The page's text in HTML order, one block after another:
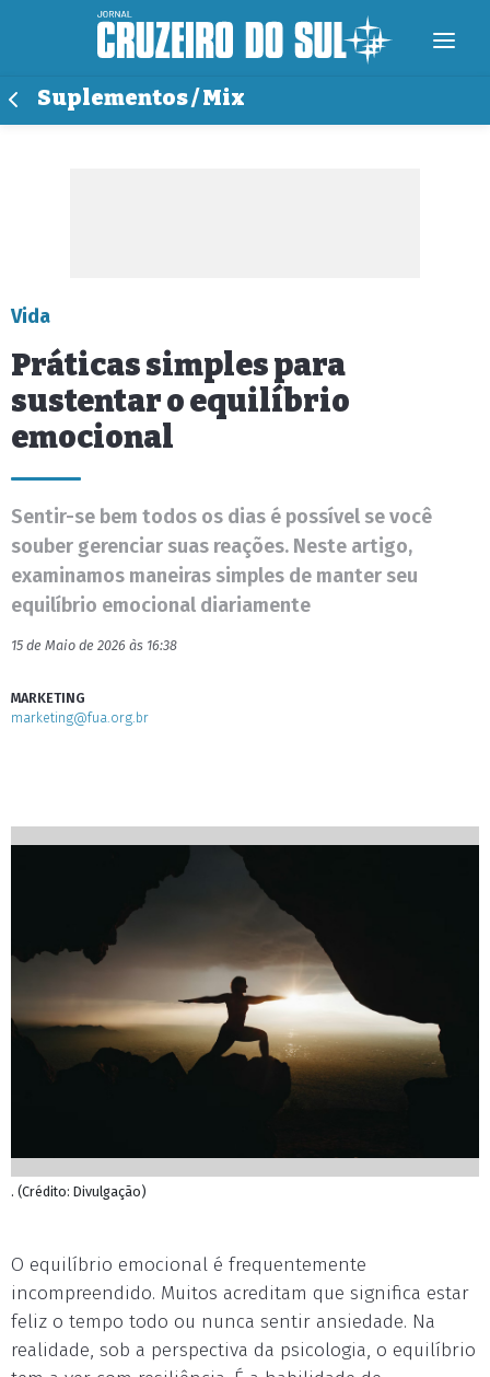
Suplementos / Mix
Vida
Práticas simples para
sustentar o equilíbrio
emocional
Sentir-se bem todos os dias é possível se você
souber gerenciar suas reações. Neste artigo,
examinamos maneiras simples de manter seu
equilíbrio emocional diariamente
15 de Maio de 2026 às 16:38
MARKETING
marketing@fua.org.br
. (Crédito: Divulgação)
O equilíbrio emocional é frequentemente
incompreendido. Muitos acreditam que significa estar
feliz o tempo todo ou nunca sentir ansiedade. Na
realidade, sob a perspectiva da psicologia, o equilíbrio